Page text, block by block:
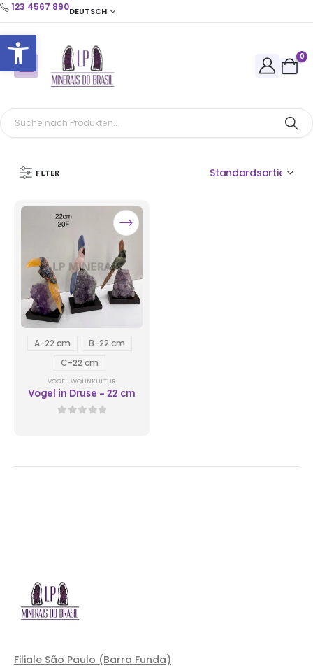
Open toolbar
123 4567 890DEUTSCH
0
FILTER
A-22 cm
B-22 cm
C-22 cm
VÖGEL, WOHNKULTUR
Vogel in Druse – 22 cm
Filiale São Paulo (Barra Funda)